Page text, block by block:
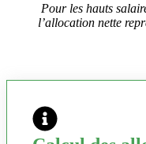
Pour les hauts
l’allocation nette